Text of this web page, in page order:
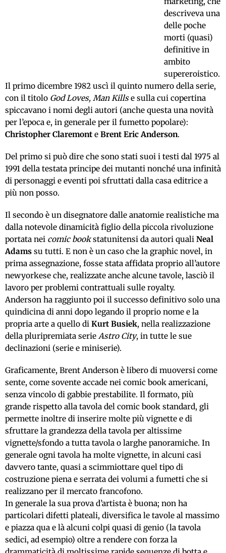
descriveva una
delle poche
morti (quasi)
definitive in
ambito
supereroistico.
Il primo dicembre 1982 uscì il quinto numero della serie,
con il titolo God Loves, Man Killse sulla cui copertina
spiccavano i nomi degli autori (anche questa una novità
per l’epoca e, in generale per il fumetto popolare):
Christopher Claremont e Brent Eric Anderson.
Del primo si può dire che sono stati suoi i testi dal 1975 al
1991 della testata principe dei mutanti nonché una infinità
di personaggi e eventi poi sfruttati dalla casa editrice a
più non posso.
Il secondo è un disegnatore dalle anatomie realistiche ma
dalla notevole dinamicità figlio della piccola rivoluzione
portata nei comic bookstatunitensi da autori quali Neal
Adams su tutti. E non è un caso che la graphic novel, in
prima assegnazione, fosse stata affidata proprio all’autore
newyorkese che, realizzate anche alcune tavole, lasciò il
lavoro per problemi contrattuali sulle royalty.
Anderson ha raggiunto poi il successo definitivo solo una
quindicina di anni dopo legando il proprio nome e la
propria arte a quello di Kurt Busiek, nella realizzazione
della pluripremiata serie Astro City, in tutte le sue
declinazioni (serie e miniserie).
Graficamente, Brent Anderson è libero di muoversi come
sente, come sovente accade nei comic book americani,
senza vincolo di gabbie prestabilite. Il formato, più
grande rispetto alla tavola del comic book standard, gli
permette inoltre di inserire molte più vignette e di
sfruttare la grandezza della tavola per altissime
vignette/sfondo a tutta tavola o larghe panoramiche. In
generale ogni tavola ha molte vignette, in alcuni casi
davvero tante, quasi a scimmiottare quel tipo di
costruzione piena e serrata dei volumi a fumetti che si
realizzano per il mercato francofono.
In generale la sua prova d’artista è buona; non ha
particolari difetti plateali, diversifica le tavole al massimo
e piazza qua e là alcuni colpi quasi di genio (la tavola
sedici, ad esempio) oltre a rendere con forza la